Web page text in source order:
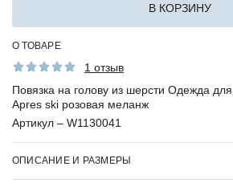
В КОРЗИНУ
О ТОВАРЕ
1 отзыв
Повязка на голову из шерсти Одежда
Apres ski розовая меланж
Артикул – W1130041
ОПИСАНИЕ И РАЗМЕРЫ